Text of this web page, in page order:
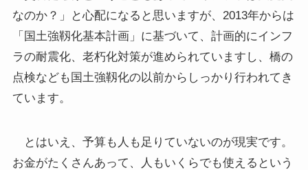
なのか？」と心配になると思いますが、2013年からは
「国土強靱化基本計画」に基づいて、計画的にインフ
ラの耐震化、老朽化対策が進められていますし、橋の
点検なども国土強靱化の以前からしっかり行われてき
ています。
とはいえ、予算も人も足りていないのが現実です。
お金がたくさんあって、人もいくらでも使えるという